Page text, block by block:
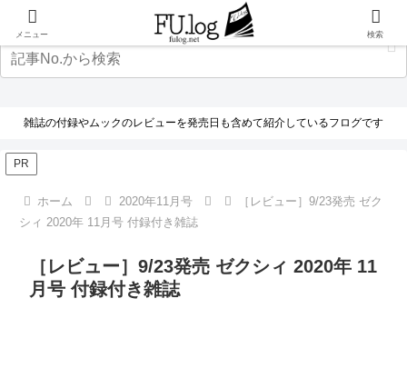
雑誌の付録やムックのレビューを発売日も含めて紹介しているフログです
PR
ホーム 2020年11月号
［レビュー］9/23発売 ゼク
シィ 2020年 11月号 付録付き雑誌
［レビュー］9/23発売 ゼクシィ 2020年 11
月号 付録付き雑誌
メニュー 検索